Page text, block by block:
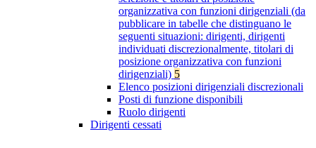
organizzativa con funzioni dirigenziali (da
pubblicare in tabelle che distinguano le
seguenti situazioni: dirigenti, dirigenti
individuati discrezionalmente, titolari di
posizione organizzativa con funzioni
dirigenziali) 5
Elenco posizioni dirigenziali discrezionali
Posti di funzione disponibili
Ruolo dirigenti
Dirigenti cessati